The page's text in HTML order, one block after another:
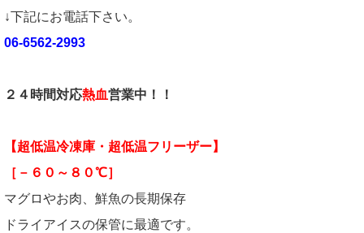
↓下記にお電話下さい。
06-6562-2993
２４時間対応熱血営業中！！
【超低温冷凍庫・超低温フリーザー】
［－６０～８０℃］
マグロやお肉、鮮魚の長期保存
ドライアイスの保管に最適です。